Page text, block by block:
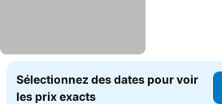
Sélectionnez des dates pour voir
les prix exacts